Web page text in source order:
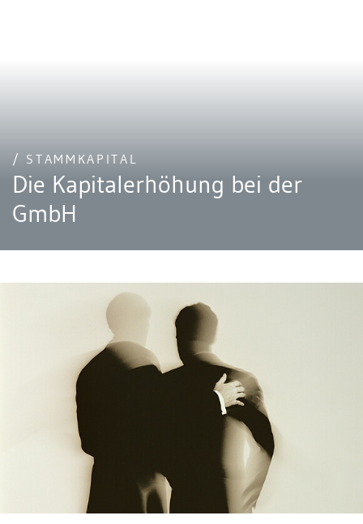
/ STAMMKAPITAL
Die Kapitalerhöhung bei der
GmbH